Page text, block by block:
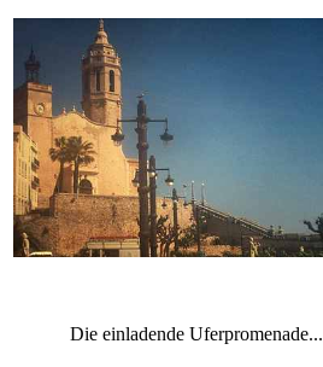
Die einladende Uferpromenade...